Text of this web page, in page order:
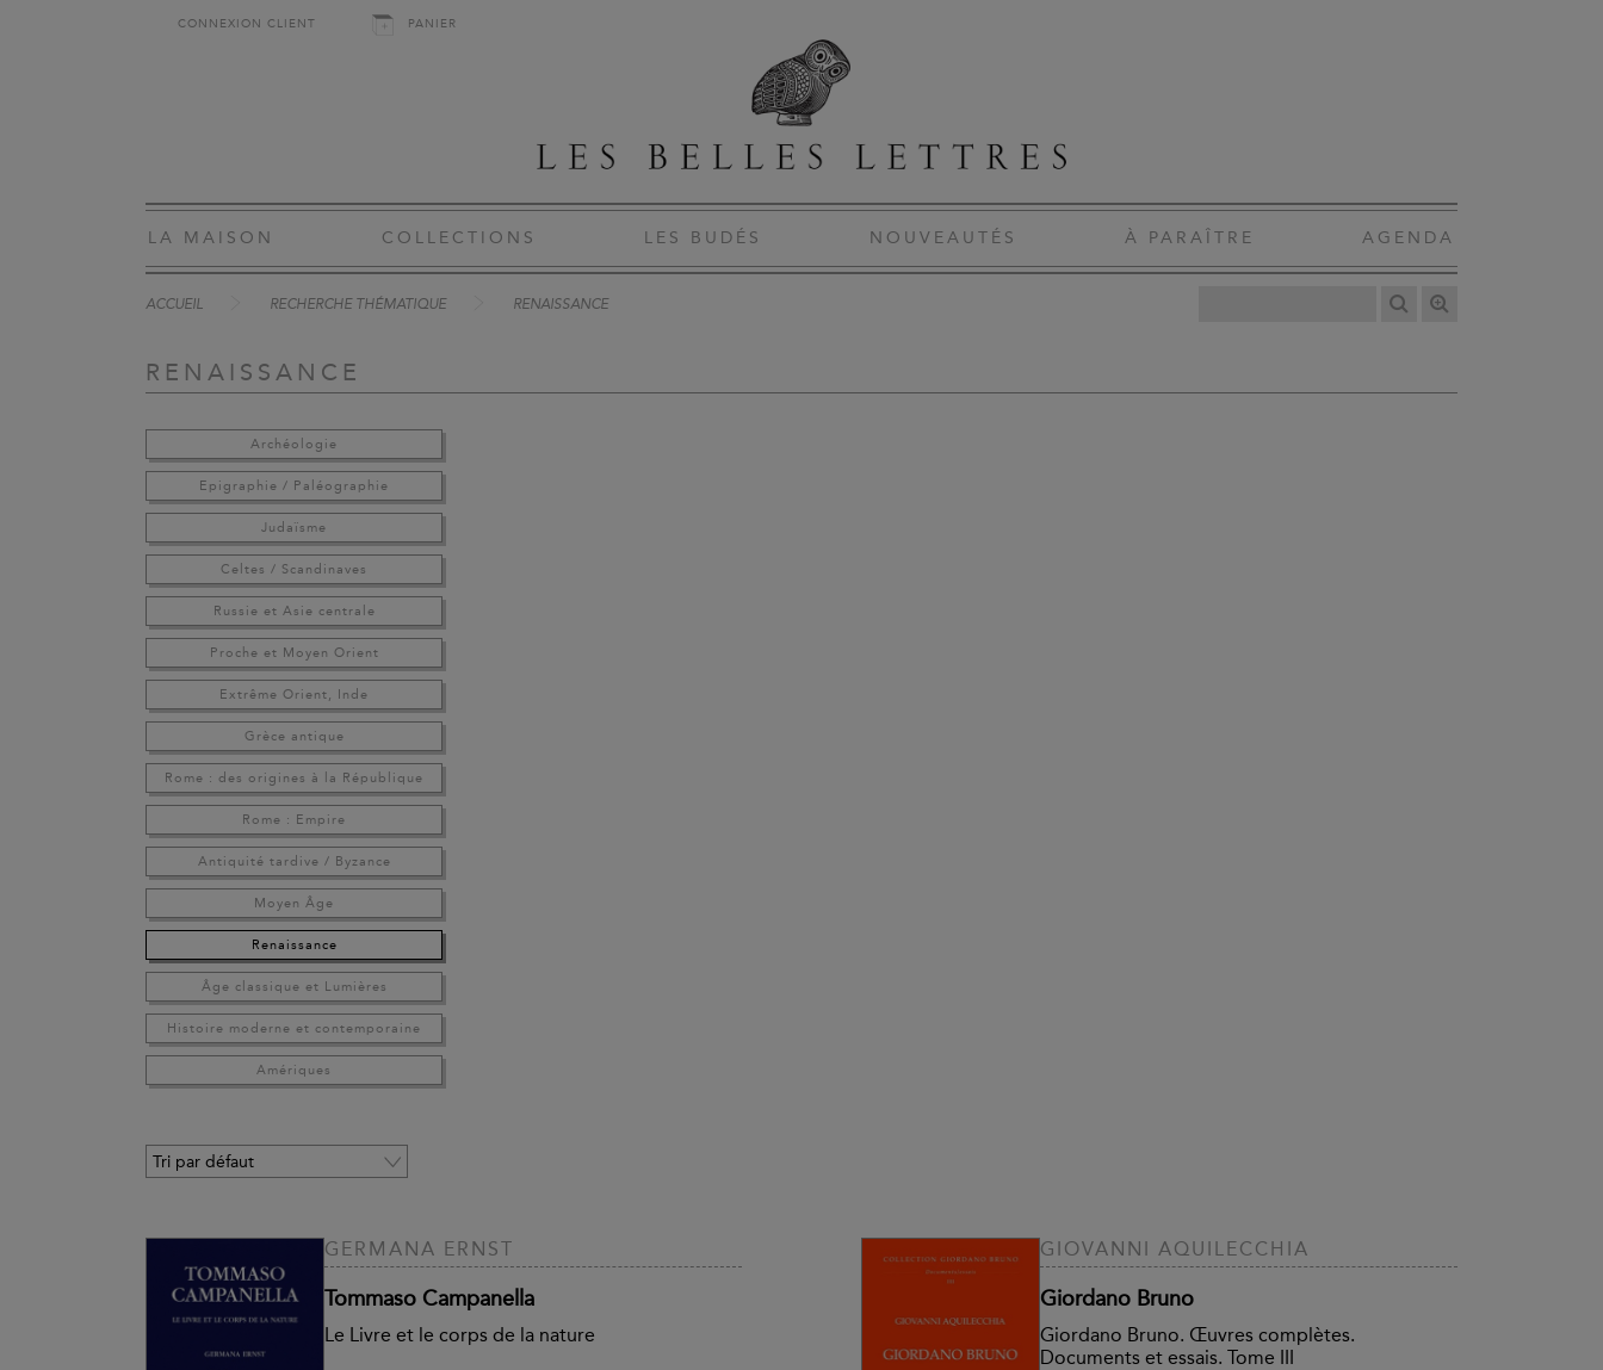
CONNEXION CLIENT PANIER
LA MAISON COLLECTIONS LES BUDÉS NOUVEAUTÉS À PARAÎTRE AGENDA
ACCUEIL RECHERCHE THÉMATIQUE RENAISSANCE
RENAISSANCE
Archéologie
Epigraphie / Paléographie
Judaïsme
Celtes / Scandinaves
Russie et Asie centrale
Proche et Moyen Orient
Extrême Orient, Inde
Grèce antique
Rome : des origines à la République
Rome : Empire
Antiquité tardive / Byzance
Moyen Âge
Renaissance
Âge classique et Lumières
Histoire moderne et contemporaine
Amériques
GERMANA ERNST
Tommaso Campanella
Le Livre et le corps de la nature
GIOVANNI AQUILECCHIA
Giordano Bruno
Giordano Bruno. Œuvres complètes.
Documents et essais. Tome III